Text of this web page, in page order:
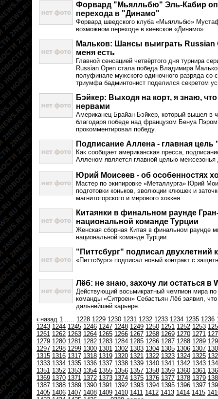
Форвард "Мьялльбю" Эль-Кабир
перехода в "Динамо"
Форвард шведского клуба «Мьялльбю»
возможном переходе в киевское «Динамо».
Мальков: Шансы выиграть Russian
меня есть
Главной сенсацией четвёртого дня турнира
Russian Open стала победа Владимира
полуфинале мужского одиночного разряда со
триумфа бадминтонист поделился секретом
Бэйкер: Выходя на корт, я знаю,
нервами
Американец Брайан Бэйкер, который вышел в
благодаря победе над французом Бенуа
прокомментировал победу.
Подписание Аллена - главная
Как сообщает американская пресса,
Алленом является главной целью
Юрий Моисеев - об особенностях
Мастер по экипировке «Металлурга» Юрий
подготовки коньков, эволюции клюшек и
магнитогорского и мирового хоккея.
Китаянки в финальном раунде
национальной команде Турции
Женская сборная Китая в финальном раунде
национальной команде Турции.
"Питтсбург" подписал двухлетний
«Питтсбург» подписал новый контракт с
Лёб: не знаю, захочу ли остаться в
Действующий восьмикратный чемпион мира по
команды «Ситроен» Себастьян Лёб заявил,
дальнейшей карьере.
‹ назад 1 ..... 1228 1229 1230 1231 1232 1233 1234 1235 1236
1243 1244 1245 1246 1247 1248 1249 1250 1251 1252 1253
1261 1262 1263 1264 1265 1266 1267 1268 1269 1270 1271
1279 1280 1281 1282 1283 1284 1285 1286 1287 1288 1289
1297 1298 1299 1300 1301 1302 1303 1304 1305 1306 1307
1315 1316 1317 1318 1319 1320 1321 1322 1323 1324 1325
1333 1334 1335 1336 1337 1338 1339 1340 1341 1342 1343
1351 1352 1353 1354 1355 1356 1357 1358 1359 1360 1361
1369 1370 1371 1372 1373 1374 1375 1376 1377 1378 1379
1387 1388 1389 1390 1391 1392 1393 1394 1395 1396 1397
1405 1406 1407 1408 1409 1410 1411 1412 1413 1414 1415